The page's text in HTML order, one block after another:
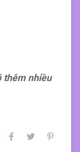
thêm nhiều